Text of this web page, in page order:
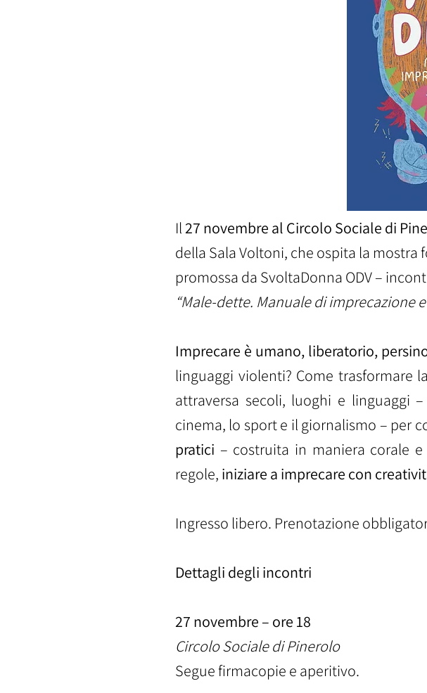
Il27 novembre al Circolo Sociale di
della Sala Voltoni, che ospita la mostra
promossa da SvoltaDonna ODV –
“Male-dette. Manuale di imprecazione
Imprecare è umano, liberatorio,
linguaggi violenti? Come trasformare
attraversa secoli, luoghi e linguaggi
cinema, lo sport e il giornalismo – per
pratici – costruita in maniera corale
regole, iniziare a imprecare con
Ingresso libero. Prenotazione
Dettagli degli incontri
27 novembre – ore 18
Circolo Sociale di Pinerolo
Segue firmacopie e aperitivo.